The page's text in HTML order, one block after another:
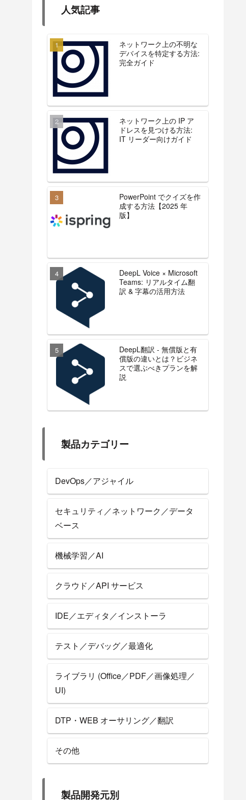
人気記事
ネットワーク上の不明な
デバイスを特定する方法:
完全ガイド
ネットワーク上の IP ア
ドレスを見つける方法:
IT リーダー向けガイド
PowerPoint でクイズを作
成する方法【2025 年
版】
DeepL Voice × Microsoft
Teams: リアルタイム翻
訳 & 字幕の活用方法
DeepL翻訳 - 無償版と有
償版の違いとは？ビジネ
スで選ぶべきプランを解
説
製品カテゴリー
DevOps／アジャイル
セキュリティ／ネットワーク／データ
ベース
機械学習／AI
クラウド／API サービス
IDE／エディタ／インストーラ
テスト／デバッグ／最適化
ライブラリ (Office／PDF／画像処理／
UI)
DTP・WEB オーサリング／翻訳
その他
製品開発元別